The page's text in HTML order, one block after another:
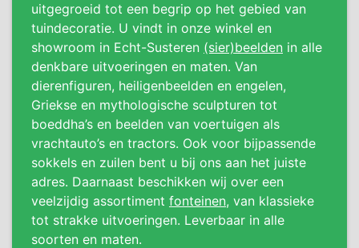
uitgegroeid tot een begrip op het gebied van
tuindecoratie. U vindt in onze winkel en
showroom in Echt-Susteren (sier)beelden in alle
denkbare uitvoeringen en maten. Van
dierenfiguren, heiligenbeelden en engelen,
Griekse en mythologische sculpturen tot
boeddha’s en beelden van voertuigen als
vrachtauto’s en tractors. Ook voor bijpassende
sokkels en zuilen bent u bij ons aan het juiste
adres. Daarnaast beschikken wij over een
veelzijdig assortiment fonteinen, van klassieke
tot strakke uitvoeringen. Leverbaar in alle
soorten en maten.